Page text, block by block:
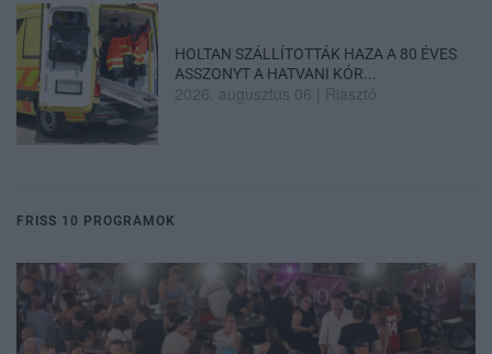
HOLTAN SZÁLLÍTOTTÁK HAZA A 80 ÉVES
ASSZONYT A HATVANI KÓR...
2026. augusztus 06 Riasztó
FRISS 10 PROGRAMOK